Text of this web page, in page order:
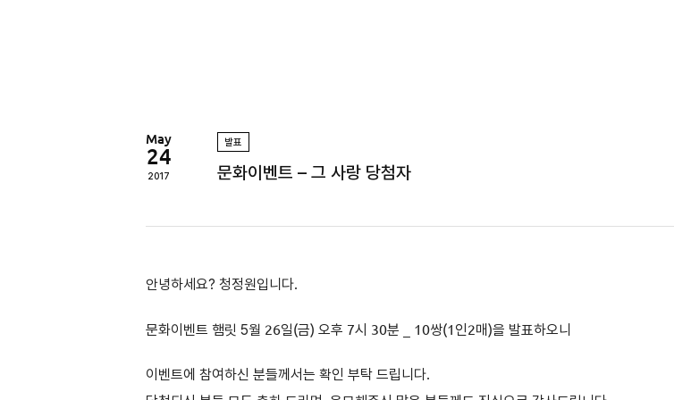
May
24
2017
발표
문화이벤트 – 그 사랑 당첨자
안녕하세요? 청정원입니다.
문화이벤트 햄릿 5월 26일(금) 오후 7시 30분 _ 10쌍(1인2매)을 발표하오니
이벤트에 참여하신 분들께서는 확인 부탁 드립니다.